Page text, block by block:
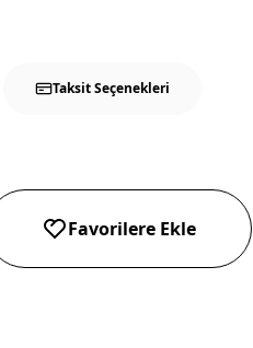
Taksit Seçenekleri
Favorilere Ekle